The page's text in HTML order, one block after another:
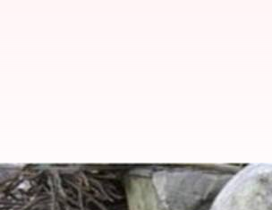
उत्तर प्रदेश: मिड-डे मील